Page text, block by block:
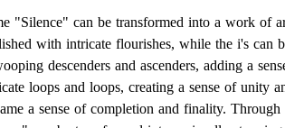
"Silence" can be transformed into a work of
with intricate flourishes, while the i's
descenders and ascenders, adding a
loops and loops, creating a sense of unity
a sense of completion and finality.